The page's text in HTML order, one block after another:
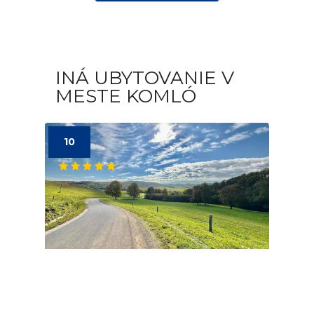
INÁ UBYTOVANIE V
MESTE KOMLÓ
10